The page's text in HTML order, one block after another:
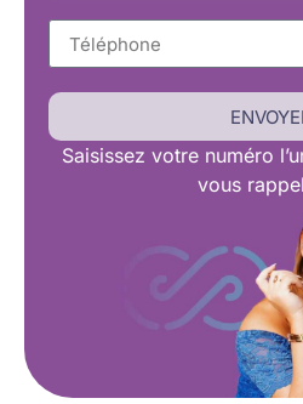
Saisissez votre numéro
vous